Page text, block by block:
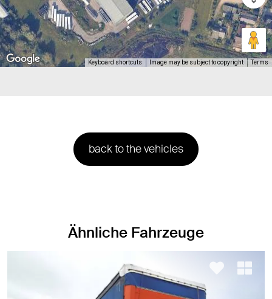
Keyboard shortcuts Image may be subject to copyright Terms
back to the vehicles
Ähnliche Fahrzeuge